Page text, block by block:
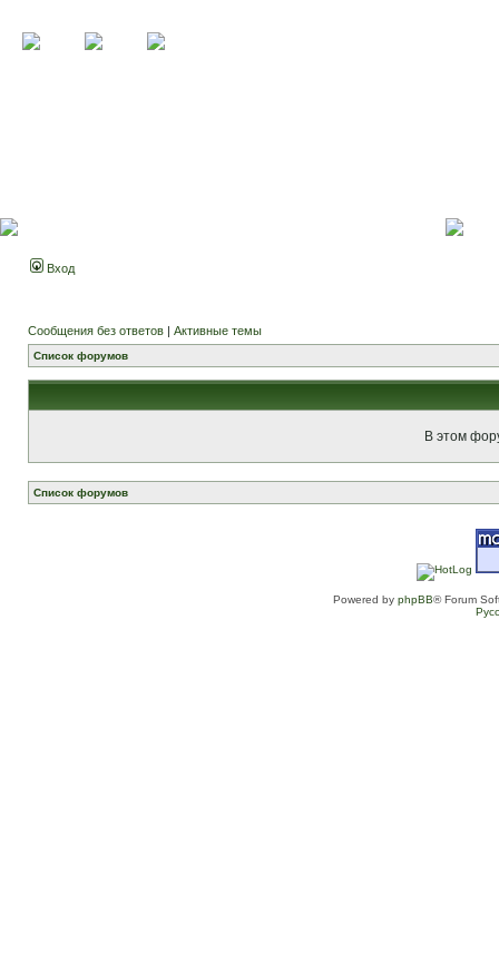
Вход
Сообщения без ответов | Активные темы
Список форумов
В этом
Список форумов
Powered by phpBB® Forum